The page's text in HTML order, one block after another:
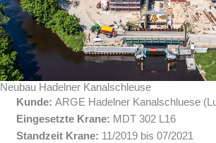
Neubau Hadelner Kanalschleuse
Kunde:ARGE Hadelner Kanalschluese
Eingesetzte Krane: MDT 302 L16
Standzeit Krane: 11/2019 bis 07/2021